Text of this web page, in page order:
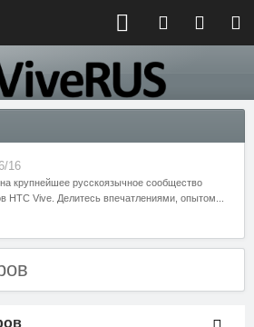
16
крупнейшее русскоязычное сообщество
HTC Vive. Делитесь впечатлениями, опытом...